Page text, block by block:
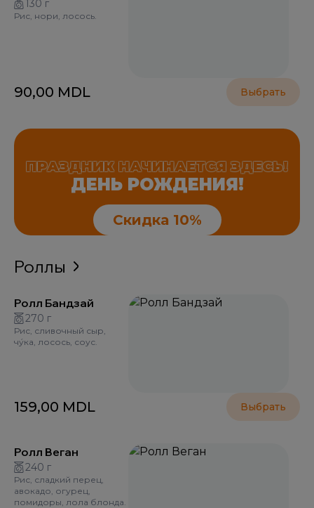
130 г
Рис, нори, лосось.
90,00 MDL Выбрать
ПРАЗДНИК НАЧИНАЕТСЯ ЗДЕСЬ!
ДЕНЬ РОЖДЕНИЯ!
Скидка 10%
Роллы
Ролл Бандзай
270 г
Рис, сливочный сыр,
чу́ка, лосось, соус.
159,00 MDL Выбрать
Ролл Веган
240 г
Рис, сладкий перец,
авокадо, огурец,
помидоры, лола блонда.